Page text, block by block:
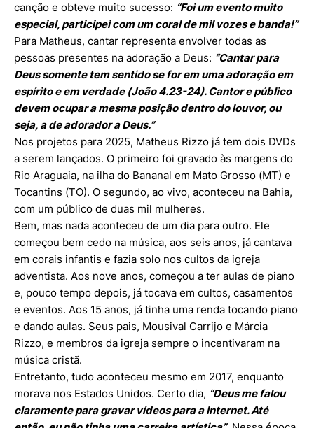
canção e obteve muito sucesso: “Foi um evento muito
especial, participei com um coral de mil vozes e banda!”
Para Matheus, cantar representa envolver todas as
pessoas presentes na adoração a Deus: “Cantar para
Deus somente tem sentido se for em uma adoração em
espírito e em verdade (João 4.23-24). Cantor e público
devem ocupar a mesma posição dentro do louvor, ou
seja, a de adorador a Deus.”
Nos projetos para 2025, Matheus Rizzo já tem dois DVDs
a serem lançados. O primeiro foi gravado às margens do
Rio Araguaia, na ilha do Bananal em Mato Grosso (MT) e
Tocantins (TO). O segundo, ao vivo, aconteceu na Bahia,
com um público de duas mil mulheres.
Bem, mas nada aconteceu de um dia para outro. Ele
começou bem cedo na música, aos seis anos, já cantava
em corais infantis e fazia solo nos cultos da igreja
adventista. Aos nove anos, começou a ter aulas de piano
e, pouco tempo depois, já tocava em cultos, casamentos
e eventos. Aos 15 anos, já tinha uma renda tocando piano
e dando aulas. Seus pais, Mousival Carrijo e Márcia
Rizzo, e membros da igreja sempre o incentivaram na
música cristã.
Entretanto, tudo aconteceu mesmo em 2017, enquanto
morava nos Estados Unidos. Certo dia, “Deus me falou
claramente para gravar vídeos para a Internet. Até